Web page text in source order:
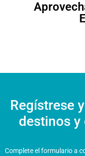
Regístrese
destinos
Complete el formulario a